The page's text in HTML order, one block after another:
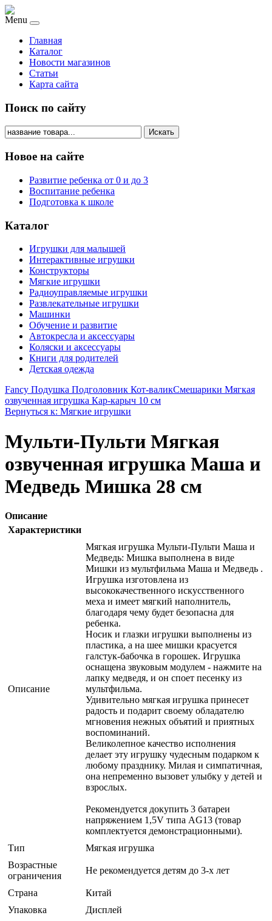
Menu
Главная
Каталог
Новости магазинов
Статьи
Карта сайта
Поиск по сайту
Искать
Новое на сайте
Развитие ребенка от 0 и до 3
Воспитание ребенка
Подготовка к школе
Каталог
Игрушки для малышей
Интерактивные игрушки
Конструкторы
Мягкие игрушки
Радиоуправляемые игрушки
Развлекательные игрушки
Машинки
Обучение и развитие
Автокресла и аксессуары
Коляски и аксессуары
Книги для родителей
Детская одежда
Fancy Подушка Подголовник Кот-валикСмешарики Мягкая
озвученная игрушка Кар-карыч 10 см
Вернуться к: Мягкие игрушки
Мульти-Пульти Мягкая
озвученная игрушка Маша и
Медведь Мишка 28 см
Описание
Характеристики
Описание
Мягкая игрушка Мульти-Пульти Маша и
Медведь: Мишка выполнена в виде
Мишки из мультфильма Маша и Медведь .
Игрушка изготовлена из
высококачественного искусственного
меха и имеет мягкий наполнитель,
благодаря чему будет безопасна для
ребенка.
Носик и глазки игрушки выполнены из
пластика, а на шее мишки красуется
галстук-бабочка в горошек. Игрушка
оснащена звуковым модулем - нажмите на
лапку медведя, и он споет песенку из
мультфильма.
Удивительно мягкая игрушка принесет
радость и подарит своему обладателю
мгновения нежных объятий и приятных
воспоминаний.
Великолепное качество исполнения
делает эту игрушку чудесным подарком к
любому празднику. Милая и симпатичная,
она непременно вызовет улыбку у детей и
взрослых.
Рекомендуется докупить 3 батареи
напряжением 1,5V типа AG13 (товар
комплектуется демонстрационными).
Тип
Мягкая игрушка
Возрастные
ограничения
Не рекомендуется детям до 3-х лет
Страна
Китай
Упаковка
Дисплей